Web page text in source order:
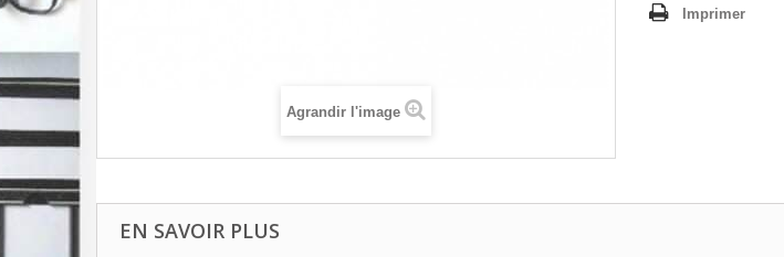
Agrandir l'image
Imprimer
EN SAVOIR PLUS